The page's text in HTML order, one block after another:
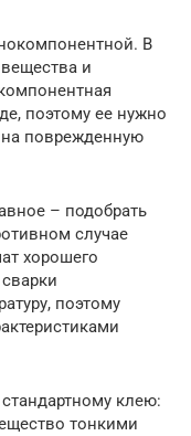
В
и
поэтому ее нужно
на поврежденную
– подобрать
случае
хорошего
поэтому
клею:
тонкими